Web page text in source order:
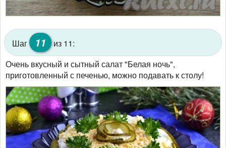
Шаг 11 из 11:
Очень вкусный и сытный салат "Белая ночь",
приготовленный с печенью, можно подавать к столу!